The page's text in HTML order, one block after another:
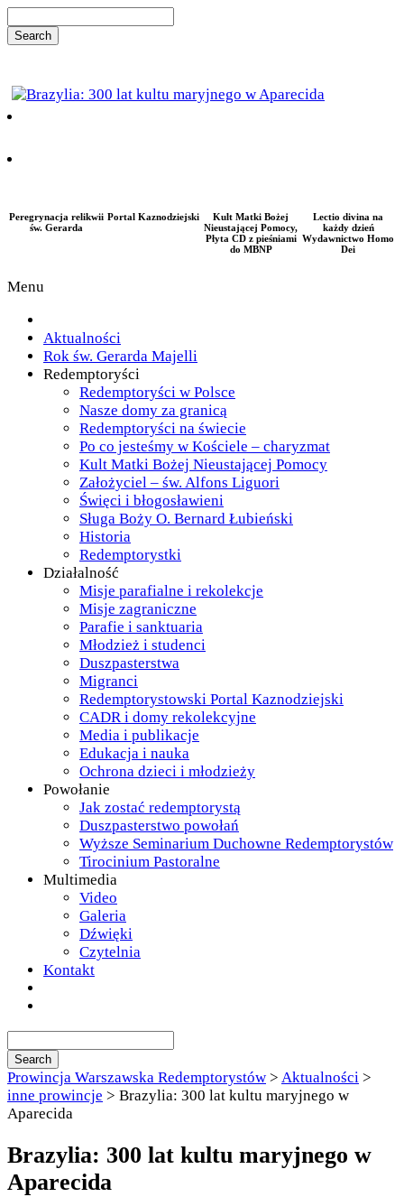
Lectio divina na
każdy dzień
Wydawnictwo Homo
Dei
Kult Matki Bożej
Nieustającej Pomocy,
Płyta CD z pieśniami
do MBNP
Portal Kaznodziejski
Peregrynacja relikwii
św. Gerarda
Menu
Aktualności
Rok św. Gerarda Majelli
Redemptoryści
Redemptoryści w Polsce
Nasze domy za granicą
Redemptoryści na świecie
Po co jesteśmy w Kościele – charyzmat
Kult Matki Bożej Nieustającej Pomocy
Założyciel – św. Alfons Liguori
Święci i błogosławieni
Sługa Boży O. Bernard Łubieński
Historia
Redemptorystki
Działalność
Misje parafialne i rekolekcje
Misje zagraniczne
Parafie i sanktuaria
Młodzież i studenci
Duszpasterstwa
Migranci
Redemptorystowski Portal Kaznodziejski
CADR i domy rekolekcyjne
Media i publikacje
Edukacja i nauka
Ochrona dzieci i młodzieży
Powołanie
Jak zostać redemptorystą
Duszpasterstwo powołań
Wyższe Seminarium Duchowne Redemptorystów
Tirocinium Pastoralne
Multimedia
Video
Galeria
Dźwięki
Czytelnia
Kontakt
Prowincja Warszawska Redemptorystów > Aktualności >
inne prowincje > Brazylia: 300 lat kultu maryjnego w
Aparecida
Brazylia: 300 lat kultu maryjnego w
Aparecida